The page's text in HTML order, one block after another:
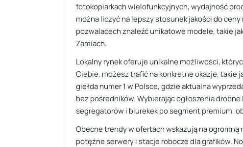
fotokopiarkach wielofunkcyjnych, wydajność
można liczyć na lepszy stosunek jakości do
pozwalacech znaleźć unikatowe modele, takie
Zamiach.
Lokalny rynek oferuje unikalne możliwości,
Ciebie, możesz trafić na konkretne okazje, takie
giełda numer 1 w Polsce, gdzie aktualna
bez pośredników. Wybierając ogłoszenia
segregatorów i biurekek po segment premium,
Obecne trendy w ofertach wskazują na
potężne serwery i stacje robocze dla grafików.